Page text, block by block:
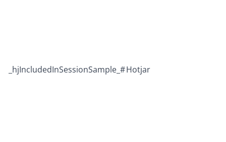
_hjIncludedInSessionSample_#Hotjar